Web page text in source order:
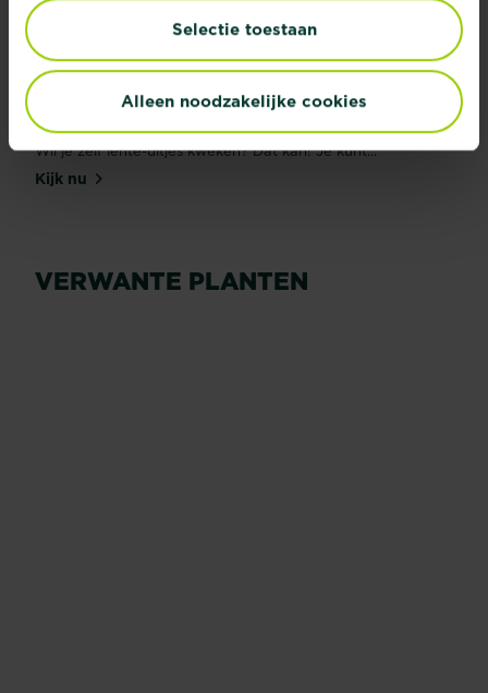
Selectie toestaan
Alleen noodzakelijke cookies
Lente-uitjes kweken
Wil je zelf lente-uitjes kweken? Dat kan! Je kunt...
Kijk nu
VERWANTE PLANTEN